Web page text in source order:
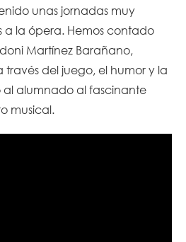
unas jornadas muy
la ópera. Hemos contado
Martínez Barañano,
del juego, el humor y la
alumnado al fascinante
musical.